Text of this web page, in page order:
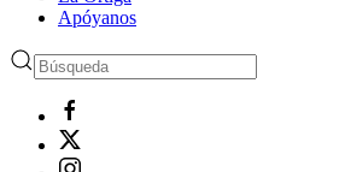
Apóyanos